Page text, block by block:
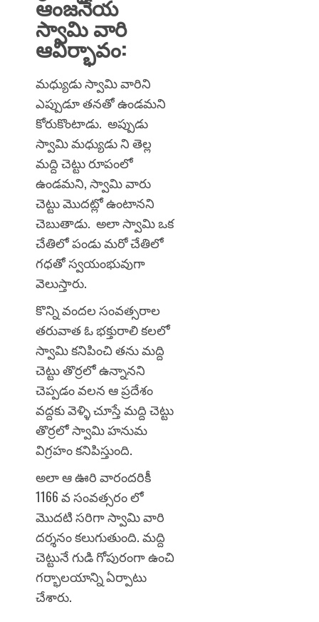
ఆంజనేయ
స్వామి వారి
ఆవిర్భావం:
మధ్యుడు స్వామి వారిని
ఎప్పుడూ తనతో ఉండమని
కోరుకొంటాడు. అప్పుడు
స్వామి మధ్యుడు ని తెల్ల
మద్ది చెట్టు రూపంలో
ఉండమని, స్వామి వారు
చెట్టు మొదట్లో ఉంటానని
చెబుతాడు. అలా స్వామి ఒక
చేతిలో పండు మరో చేతిలో
గధతో స్వయంభువుగా
వెలుస్తారు.
కొన్ని వందల సంవత్సరాల
తరువాత ఓ భక్తురాలి కలలో
స్వామి కనిపించి తను మద్ది
చెట్టు తొర్రలో ఉన్నానని
చెప్పడం వలన ఆ ప్రదేశం
వద్దకు వెళ్ళి చూస్తే మద్ది చెట్టు
తొర్రలో స్వామి హనుమ
విగ్రహం కనిపిస్తుంది.
అలా ఆ ఊరి వారందరికీ
1166 వ సంవత్సరం లో
మొదటి సరిగా స్వామి వారి
దర్శనం కలుగుతుంది. మద్ది
చెట్టునే గుడి గోపురంగా ఉంచి
గర్భాలయాన్ని ఏర్పాటు
చేశారు.